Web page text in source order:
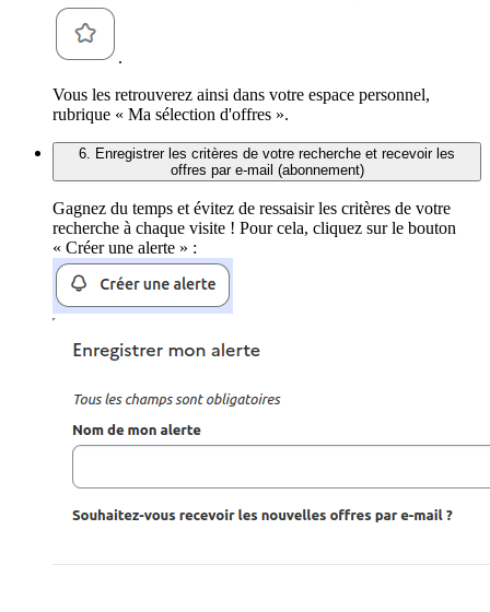
.
Vous les retrouverez ainsi dans votre espace personnel,
rubrique « Ma sélection d'offres ».
6. Enregistrer les critères de votre recherche et recevoir les
offres par e-mail (abonnement)
Gagnez du temps et évitez de ressaisir les critères de votre
recherche à chaque visite ! Pour cela, cliquez sur le bouton
« Créer une alerte » :